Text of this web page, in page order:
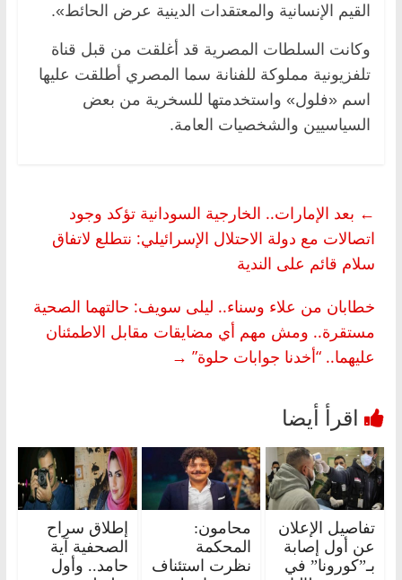
القيم الإنسانية والمعتقدات الدينية عرض الحائط».
وكانت السلطات المصرية قد أغلقت من قبل قناة
تلفزيونية مملوكة للفنانة سما المصري أطلقت عليها
اسم «فلول» واستخدمتها للسخرية من بعض
السياسيين والشخصيات العامة.
← بعد الإمارات.. الخارجية السودانية تؤكد وجود
اتصالات مع دولة الاحتلال الإسرائيلي: نتطلع لاتفاق
سلام قائم على الندية
خطابان من علاء وسناء.. ليلى سويف: حالتهما الصحية
مستقرة.. ومش مهم أي مضايقات مقابل الاطمئنان
عليهما.. “أخدنا جوابات حلوة” →
تفاصيل الإعلان
عن أول إصابة
بـ”كورونا” في
محامون:
المحكمة
نظرت استئناف
إطلاق سراح
الصحفية آية
حامد.. وأول